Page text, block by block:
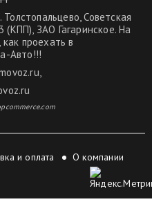
Советская
(КПП), ЗАО Гагаринское. На
проехать в
Авто!!!
,
и оплата
О компании